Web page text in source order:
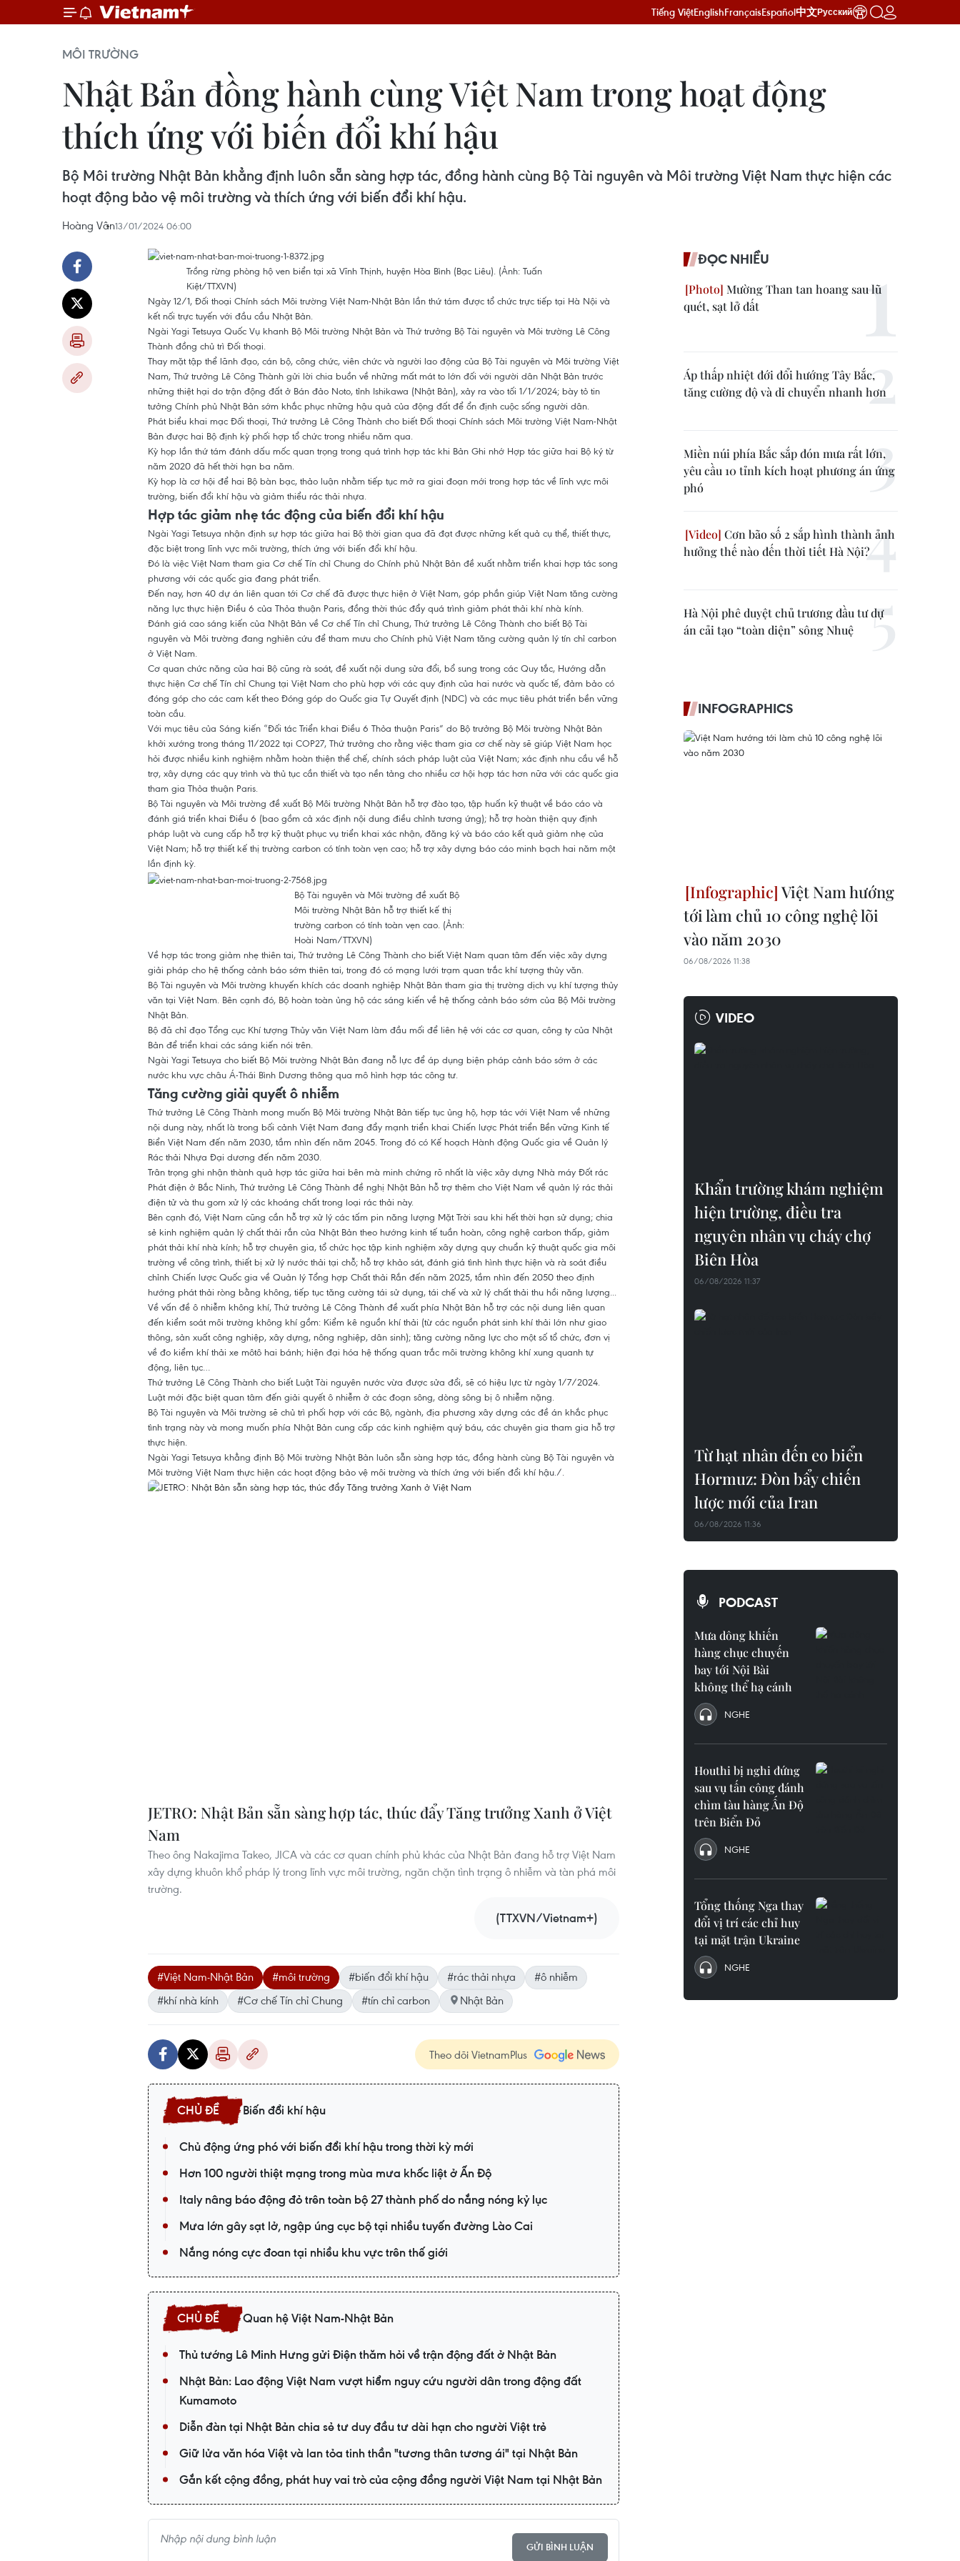
Tiếng ViệtEnglishFrançaisEspañol中文Русский
MÔI TRƯỜNG
Nhật Bản đồng hành cùng Việt Nam trong hoạt động
thích ứng với biến đổi khí hậu
Bộ Môi trường Nhật Bản khẳng định luôn sẵn sàng hợp tác, đồng hành cùng Bộ Tài nguyên và Môi trường Việt Nam thực hiện các
hoạt động bảo vệ môi trường và thích ứng với biến đổi khí hậu.
Hoàng Vân13/01/2024 06:00
Trồng rừng phòng hộ ven biển tại xã Vĩnh Thịnh, huyện Hòa Bình (Bạc Liêu). (Ảnh: Tuấn
Kiệt/TTXVN)
Ngày 12/1, Đối thoại Chính sách Môi trường Việt Nam-Nhật Bản lần thứ tám được tổ chức trực tiếp tại Hà Nội và
kết nối trực tuyến với đầu cầu Nhật Bản.
Ngài Yagi Tetsuya Quốc Vụ khanh Bộ Môi trường Nhật Bản và Thứ trưởng Bộ Tài nguyên và Môi trường Lê Công
Thành đồng chủ trì Đối thoại.
Thay mặt tập thể lãnh đạo, cán bộ, công chức, viên chức và người lao động của Bộ Tài nguyên và Môi trường Việt
Nam, Thứ trưởng Lê Công Thành gửi lời chia buồn về những mất mát to lớn đối với người dân Nhật Bản trước
những thiệt hại do trận động đất ở Bán đảo Noto, tỉnh Ishikawa (Nhật Bản), xảy ra vào tối 1/1/2024; bày tỏ tin
tưởng Chính phủ Nhật Bản sớm khắc phục những hậu quả của động đất để ổn định cuộc sống người dân.
Phát biểu khai mạc Đối thoại, Thứ trưởng Lê Công Thành cho biết Đối thoại Chính sách Môi trường Việt Nam-Nhật
Bản được hai Bộ định kỳ phối hợp tổ chức trong nhiều năm qua.
Kỳ họp lần thứ tám đánh dấu mốc quan trọng trong quá trình hợp tác khi Bản Ghi nhớ Hợp tác giữa hai Bộ ký từ
năm 2020 đã hết thời hạn ba năm.
Kỳ họp là cơ hội để hai Bộ bàn bạc, thảo luận nhằm tiếp tục mở ra giai đoạn mới trong hợp tác về lĩnh vực môi
trường, biến đổi khí hậu và giảm thiểu rác thải nhựa.
Hợp tác giảm nhẹ tác động của biến đổi khí hậu
Ngài Yagi Tetsuya nhận định sự hợp tác giữa hai Bộ thời gian qua đã đạt được những kết quả cụ thể, thiết thực,
đặc biệt trong lĩnh vực môi trường, thích ứng với biến đổi khí hậu.
Đó là việc Việt Nam tham gia Cơ chế Tín chỉ Chung do Chính phủ Nhật Bản đề xuất nhằm triển khai hợp tác song
phương với các quốc gia đang phát triển.
Đến nay, hơn 40 dự án liên quan tới Cơ chế đã được thực hiện ở Việt Nam, góp phần giúp Việt Nam tăng cường
năng lực thực hiện Điều 6 của Thỏa thuận Paris, đồng thời thúc đẩy quá trình giảm phát thải khí nhà kính.
Đánh giá cao sáng kiến của Nhật Bản về Cơ chế Tín chỉ Chung, Thứ trưởng Lê Công Thành cho biết Bộ Tài
nguyên và Môi trường đang nghiên cứu để tham mưu cho Chính phủ Việt Nam tăng cường quản lý tín chỉ carbon
ở Việt Nam.
Cơ quan chức năng của hai Bộ cũng rà soát, đề xuất nội dung sửa đổi, bổ sung trong các Quy tắc, Hướng dẫn
thực hiện Cơ chế Tín chỉ Chung tại Việt Nam cho phù hợp với các quy định của hai nước và quốc tế, đảm bảo có
đóng góp cho các cam kết theo Đóng góp do Quốc gia Tự Quyết định (NDC) và các mục tiêu phát triển bền vững
toàn cầu.
Với mục tiêu của Sáng kiến “Đối tác Triển khai Điều 6 Thỏa thuận Paris” do Bộ trưởng Bộ Môi trường Nhật Bản
khởi xướng trong tháng 11/2022 tại COP27, Thứ trưởng cho rằng việc tham gia cơ chế này sẽ giúp Việt Nam học
hỏi được nhiều kinh nghiệm nhằm hoàn thiện thể chế, chính sách pháp luật của Việt Nam; xác định nhu cầu về hỗ
trợ, xây dựng các quy trình và thủ tục cần thiết và tạo nền tảng cho nhiều cơ hội hợp tác hơn nữa với các quốc gia
tham gia Thỏa thuận Paris.
Bộ Tài nguyên và Môi trường đề xuất Bộ Môi trường Nhật Bản hỗ trợ đào tạo, tập huấn kỹ thuật về báo cáo và
đánh giá triển khai Điều 6 (bao gồm cả xác định nội dung điều chỉnh tương ứng); hỗ trợ hoàn thiện quy định
pháp luật và cung cấp hỗ trợ kỹ thuật phục vụ triển khai xác nhận, đăng ký và báo cáo kết quả giảm nhẹ của
Việt Nam; hỗ trợ thiết kế thị trường carbon có tính toàn vẹn cao; hỗ trợ xây dựng báo cáo minh bạch hai năm một
lần định kỳ.
Bộ Tài nguyên và Môi trường đề xuất Bộ
Môi trường Nhật Bản hỗ trợ thiết kế thị
trường carbon có tính toàn vẹn cao. (Ảnh:
Hoài Nam/TTXVN)
Về hợp tác trong giảm nhẹ thiên tai, Thứ trưởng Lê Công Thành cho biết Việt Nam quan tâm đến việc xây dựng
giải pháp cho hệ thống cảnh báo sớm thiên tai, trong đó có mạng lưới trạm quan trắc khí tượng thủy văn.
Bộ Tài nguyên và Môi trường khuyến khích các doanh nghiệp Nhật Bản tham gia thị trường dịch vụ khí tượng thủy
văn tại Việt Nam. Bên cạnh đó, Bộ hoàn toàn ủng hộ các sáng kiến về hệ thống cảnh báo sớm của Bộ Môi trường
Nhật Bản.
Bộ đã chỉ đạo Tổng cục Khí tượng Thủy văn Việt Nam làm đầu mối để liên hệ với các cơ quan, công ty của Nhật
Bản để triển khai các sáng kiến nói trên.
Ngài Yagi Tetsuya cho biết Bộ Môi trường Nhật Bản đang nỗ lực để áp dụng biện pháp cảnh báo sớm ở các
nước khu vực châu Á-Thái Bình Dương thông qua mô hình hợp tác công tư.
Tăng cường giải quyết ô nhiễm
Thứ trưởng Lê Công Thành mong muốn Bộ Môi trường Nhật Bản tiếp tục ủng hộ, hợp tác với Việt Nam về những
nội dung này, nhất là trong bối cảnh Việt Nam đang đẩy mạnh triển khai Chiến lược Phát triển Bền vững Kinh tế
Biển Việt Nam đến năm 2030, tầm nhìn đến năm 2045. Trong đó có Kế hoạch Hành động Quốc gia về Quản lý
Rác thải Nhựa Đại dương đến năm 2030.
Trân trọng ghi nhận thành quả hợp tác giữa hai bên mà minh chứng rõ nhất là việc xây dựng Nhà máy Đốt rác
Phát điện ở Bắc Ninh, Thứ trưởng Lê Công Thành đề nghị Nhật Bản hỗ trợ thêm cho Việt Nam về quản lý rác thải
điện tử và thu gom xử lý các khoáng chất trong loại rác thải này.
Bên cạnh đó, Việt Nam cũng cần hỗ trợ xử lý các tấm pin năng lượng Mặt Trời sau khi hết thời hạn sử dụng; chia
sẻ kinh nghiệm quản lý chất thải rắn của Nhật Bản theo hướng kinh tế tuần hoàn, công nghệ carbon thấp, giảm
phát thải khí nhà kính; hỗ trợ chuyên gia, tổ chức học tập kinh nghiệm xây dựng quy chuẩn kỹ thuật quốc gia môi
trường về công trình, thiết bị xử lý nước thải tại chỗ; hỗ trợ khảo sát, đánh giá tình hình thực hiện và rà soát điều
chỉnh Chiến lược Quốc gia về Quản lý Tổng hợp Chất thải Rắn đến năm 2025, tầm nhìn đến 2050 theo định
hướng phát thải ròng bằng không, tiếp tục tăng cường tái sử dụng, tái chế và xử lý chất thải thu hồi năng lượng...
Về vấn đề ô nhiễm không khí, Thứ trưởng Lê Công Thành đề xuất phía Nhật Bản hỗ trợ các nội dung liên quan
đến kiểm soát môi trường không khí gồm: Kiểm kê nguồn khí thải (từ các nguồn phát sinh khí thải lớn như giao
thông, sản xuất công nghiệp, xây dựng, nông nghiệp, dân sinh); tăng cường năng lực cho một số tổ chức, đơn vị
về đo kiểm khí thải xe môtô hai bánh; hiện đại hóa hệ thống quan trắc môi trường không khí xung quanh tự
động, liên tục…
Thứ trưởng Lê Công Thành cho biết Luật Tài nguyên nước vừa được sửa đổi, sẽ có hiệu lực từ ngày 1/7/2024.
Luật mới đặc biệt quan tâm đến giải quyết ô nhiễm ở các đoạn sông, dòng sông bị ô nhiễm nặng.
Bộ Tài nguyên và Môi trường sẽ chủ trì phối hợp với các Bộ, ngành, địa phương xây dựng các đề án khắc phục
tình trạng này và mong muốn phía Nhật Bản cung cấp các kinh nghiệm quý báu, các chuyên gia tham gia hỗ trợ
thực hiện.
Ngài Yagi Tetsuya khẳng định Bộ Môi trường Nhật Bản luôn sẵn sàng hợp tác, đồng hành cùng Bộ Tài nguyên và
Môi trường Việt Nam thực hiện các hoạt động bảo vệ môi trường và thích ứng với biến đổi khí hậu./.
JETRO: Nhật Bản sẵn sàng hợp tác, thúc đẩy Tăng trưởng Xanh ở Việt
Nam
Theo ông Nakajima Takeo, JICA và các cơ quan chính phủ khác của Nhật Bản đang hỗ trợ Việt Nam
xây dựng khuôn khổ pháp lý trong lĩnh vực môi trường, ngăn chặn tình trạng ô nhiễm và tàn phá môi
trường.
(TTXVN/Vietnam+)
#Việt Nam-Nhật Bản #môi trường #biến đổi khí hậu #rác thải nhựa
#ô nhiễm
#khí nhà kính
#Cơ chế Tín chỉ Chung #tín chỉ carbon Nhật Bản
Theo dõi VietnamPlus
Biến đổi khí hậu
Chủ động ứng phó với biến đổi khí hậu trong thời kỳ mới
Hơn 100 người thiệt mạng trong mùa mưa khốc liệt ở Ấn Độ
Italy nâng báo động đỏ trên toàn bộ 27 thành phố do nắng nóng kỷ lục
Mưa lớn gây sạt lở, ngập úng cục bộ tại nhiều tuyến đường Lào Cai
Nắng nóng cực đoan tại nhiều khu vực trên thế giới
Quan hệ Việt Nam-Nhật Bản
Thủ tướng Lê Minh Hưng gửi Điện thăm hỏi về trận động đất ở Nhật Bản
Nhật Bản: Lao động Việt Nam vượt hiểm nguy cứu người dân trong động đất
Kumamoto
Diễn đàn tại Nhật Bản chia sẻ tư duy đầu tư dài hạn cho người Việt trẻ
Giữ lửa văn hóa Việt và lan tỏa tinh thần "tương thân tương ái" tại Nhật Bản
Gắn kết cộng đồng, phát huy vai trò của cộng đồng người Việt Nam tại Nhật Bản
GỬI BÌNH LUẬN
ĐỌC NHIỀU
Mường Than tan hoang sau lũ
quét, sạt lở đất
Áp thấp nhiệt đới đổi hướng Tây Bắc,
tăng cường độ và di chuyển nhanh hơn
Miền núi phía Bắc sắp đón mưa rất lớn,
yêu cầu 10 tỉnh kích hoạt phương án ứng
phó
Cơn bão số 2 sắp hình thành ảnh
hưởng thế nào đến thời tiết Hà Nội?
Hà Nội phê duyệt chủ trương đầu tư dự
án cải tạo “toàn diện” sông Nhuệ
INFOGRAPHICS
Việt Nam hướng
tới làm chủ 10 công nghệ lõi
vào năm 2030
06/08/2026 11:38
VIDEO
Khẩn trường khám nghiệm
hiện trường, điều tra
nguyên nhân vụ cháy chợ
Biên Hòa
06/08/2026 11:37
Từ hạt nhân đến eo biển
Hormuz: Đòn bẩy chiến
lược mới của Iran
06/08/2026 11:36
PODCAST
Mưa dông khiến
hàng chục chuyến
bay tới Nội Bài
không thể hạ cánh
NGHE
Houthi bị nghi đứng
sau vụ tấn công đánh
chìm tàu hàng Ấn Độ
trên Biển Đỏ
NGHE
Tổng thống Nga thay
đổi vị trí các chỉ huy
tại mặt trận Ukraine
NGHE